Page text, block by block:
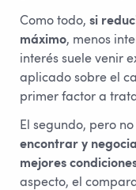
Como todo, si
máximo, menos
interés suele venir
aplicado sobre el
primer factor a
El segundo, pero
encontrar y
mejores
aspecto, el